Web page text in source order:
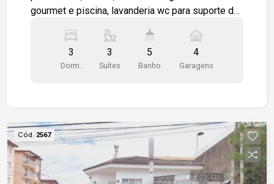
gourmet e piscina, lavanderia wc para suporte da
piso laminado, banheiros com ótimos
acabamentos, estrutura pronta para ar
condicionado na sala e dormitórios, preparação
3
Dorm.
3
Suítes
5
Banho
4
Garagens
Cód. 2567